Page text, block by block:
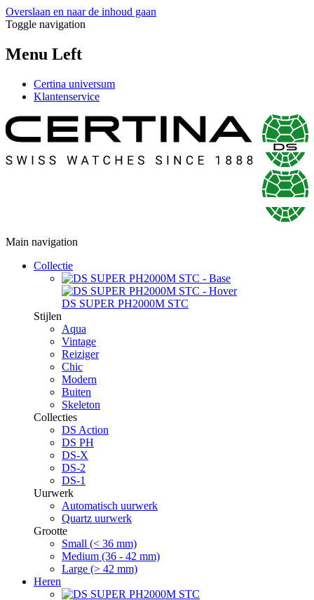
Overslaan en naar de inhoud gaan
Toggle navigation
Menu Left
Certina universum
Klantenservice
Main navigation
Collectie
DS SUPER PH2000M STC
Stijlen
Aqua
Vintage
Reiziger
Chic
Modern
Buiten
Skeleton
Collecties
DS Action
DS PH
DS-X
DS-2
DS-1
Uurwerk
Automatisch uurwerk
Quartz uurwerk
Grootte
Small (< 36 mm)
Medium (36 - 42 mm)
Large (> 42 mm)
Heren